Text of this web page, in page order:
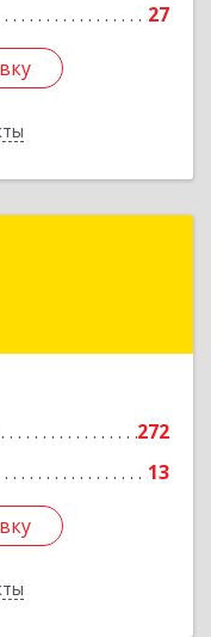
27
272
13
г, Советский